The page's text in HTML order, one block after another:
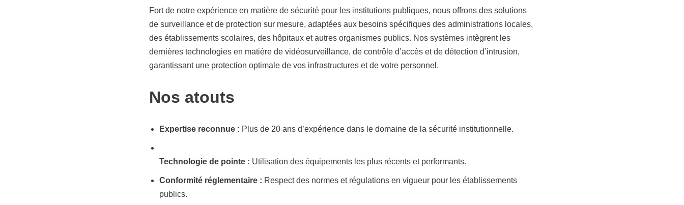
Fort de notre expérience en matière de sécurité pour les institutions publiques, nous offrons des solutions
de surveillance et de protection sur mesure, adaptées aux besoins spécifiques des administrations locales,
des établissements scolaires, des hôpitaux et autres organismes publics. Nos systèmes intègrent les
dernières technologies en matière de vidéosurveillance, de contrôle d’accès et de détection d’intrusion,
garantissant une protection optimale de vos infrastructures et de votre personnel.
Nos atouts
Expertise reconnue : Plus de 20 ans d’expérience dans le domaine de la sécurité institutionnelle.
Technologie de pointe : Utilisation des équipements les plus récents et performants.
Conformité réglementaire : Respect des normes et régulations en vigueur pour les établissements
publics.